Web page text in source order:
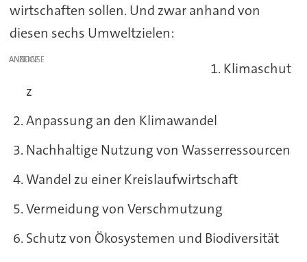
wirtschaften sollen. Und zwar anhand von
diesen sechs Umweltzielen:
ANZEIGE
Klimaschut
z
Anpassung an den Klimawandel
Nachhaltige Nutzung von Wasserressourcen
Wandel zu einer Kreislaufwirtschaft
Vermeidung von Verschmutzung
Schutz von Ökosystemen und Biodiversität